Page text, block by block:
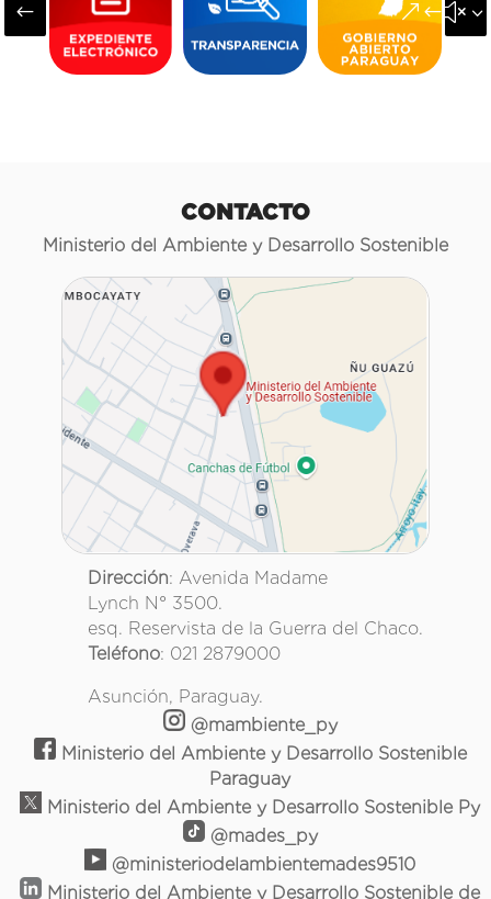
#
CONTACTO
Ministerio del Ambiente y Desarrollo Sostenible
Dirección: Avenida Madame
Lynch N° 3500.
esq. Reservista de la Guerra del Chaco.
Teléfono: 021 2879000
Asunción, Paraguay.
@mambiente_py
Ministerio del Ambiente y Desarrollo Sostenible
Paraguay
Ministerio del Ambiente y Desarrollo Sostenible Py
@mades_py
@ministeriodelambientemades9510
Ministerio del Ambiente y Desarrollo Sostenible de